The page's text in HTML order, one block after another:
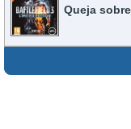
Queja